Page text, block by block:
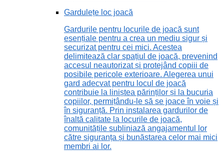
Gardulețe loc joacă
Gardurile pentru locurile de joacă sunt
esențiale pentru a crea un mediu sigur și
securizat pentru cei mici. Acestea
delimitează clar spațiul de joacă, prevenind
accesul neautorizat și protejând copiii de
posibile pericole exterioare. Alegerea unui
gard adecvat pentru locul de joacă
contribuie la liniștea părinților și la bucuria
copiilor, permițându-le să se joace în voie și
în siguranță. Prin instalarea gardurilor de
înaltă calitate la locurile de joacă,
comunitățile subliniază angajamentul lor
către siguranța și bunăstarea celor mai mici
membri ai lor.